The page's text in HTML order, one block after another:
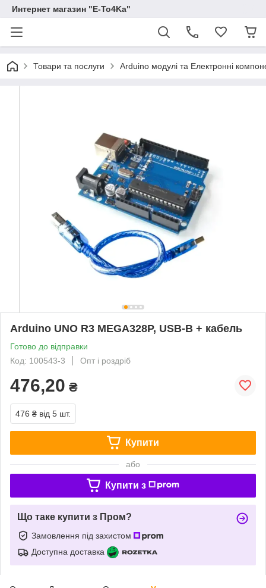
Интернет магазин "E-To4Ka"
Товари та послуги Arduino модулі та Електронні
Arduino UNO R3 MEGA328P, USB-B + кабель
Готово до відправки
Код: 100543-3
Опт і роздріб
476,20 ₴
476 ₴ від 5 шт.
Купити
або
Купити з
Що таке купити з Пром?
Замовлення під захистом
Доступна доставка